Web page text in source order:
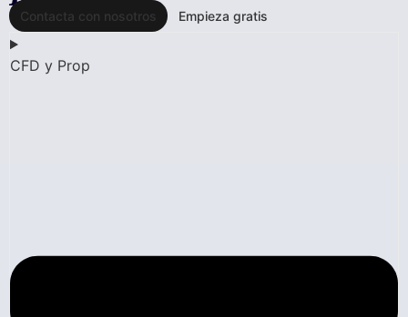
Contacta con nosotros Empieza gratis
CFD y Prop